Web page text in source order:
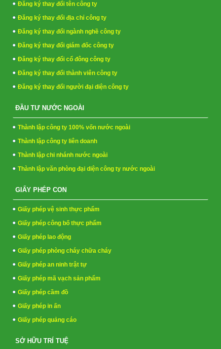
Đăng ký thay đổi tên công ty
Đăng ký thay đổi địa chỉ công ty
Đăng ký thay đổi ngành nghề công ty
Đăng ký thay đổi giám đốc công ty
Đăng ký thay đổi cổ đông công ty
Đăng ký thay đổi thành viên công ty
Đăng ký thay đổi người đại diện công ty
ĐẦU TƯ NƯỚC NGOÀI
Thành lập công ty 100% vốn nước ngoài
Thành lập công ty liên doanh
Thành lập chi nhánh nước ngoài
Thành lập văn phòng đại diện công ty nước ngoài
GIẤY PHÉP CON
Giấy phép vệ sinh thực phẩm
Giấy phép công bố thực phẩm
Giấy phép lao động
Giấy phép phòng cháy chữa cháy
Giấy phép an ninh trật tự
Giấy phép mã vạch sản phẩm
Giấy phép cầm đồ
Giấy phép in ấn
Giấy phép quảng cáo
SỞ HỮU TRÍ TUỆ